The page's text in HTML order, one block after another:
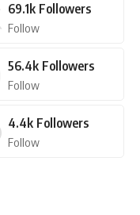
69.1k Followers
Follow
56.4k Followers
Follow
4.4k Followers
Follow